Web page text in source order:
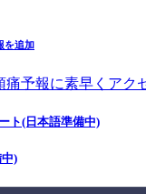
を追加
痛予報に素早くアク
ト(日本語準備中)
)